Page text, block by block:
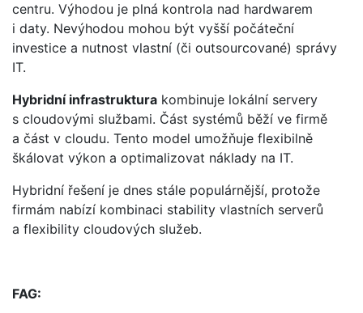
centru. Výhodou je plná kontrola nad hardwarem
i daty. Nevýhodou mohou být vyšší počáteční
investice a nutnost vlastní (či outsourcované) správy
IT.
Hybridní infrastruktura kombinuje lokální servery
s cloudovými službami. Část systémů běží ve firmě
a část v cloudu. Tento model umožňuje flexibilně
škálovat výkon a optimalizovat náklady na IT.
Hybridní řešení je dnes stále populárnější, protože
firmám nabízí kombinaci stability vlastních serverů
a flexibility cloudových služeb.
FAG: